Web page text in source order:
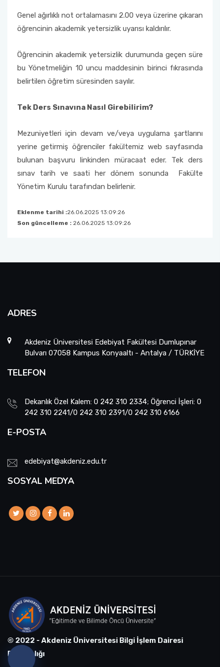
Genel ağırlıklı not ortalamasını 2.00 veya üzerine çıkaran
öğrencinin akademik yetersizlik uyarısı kaldırılır.
Öğrencinin akademik yetersizlik durumunda geçen süre
bu Yönetmeliğin 10 uncu maddesinin birinci fıkrasında
belirtilen öğretim süresinden sayılır.
Tek Ders Sınavına Nasıl Girebilirim?
Mezuniyetleri için devam ve/veya uygulama şartlarını
yerine getirmiş öğrenciler fakültemiz web sayfasında
bulunan başvuru linkinden müracaat eder. Tek ders
sınav tarih ve saati her dönem sonunda Fakülte
Yönetim Kurulu tarafından belirlenir.
Eklenme tarihi :26.06.2025 13:09:26
Son güncelleme : 26.06.2025 13:09:26
ADRES
Akdeniz Üniversitesi Edebiyat Fakültesi Dumlupınar
Bulvarı 07058 Kampus Konyaaltı - Antalya / TÜRKİYE
TELEFON
Dekanlık Özel Kalem: 0 242 310 2334; Öğrenci İşleri: 0
242 310 2241/0 242 310 2391/0 242 310 6166
E-POSTA
edebiyat@akdeniz.edu.tr
SOSYAL MEDYA
© 2022 - Akdeniz Üniversitesi Bilgi İşlem Dairesi
Başkanlığı